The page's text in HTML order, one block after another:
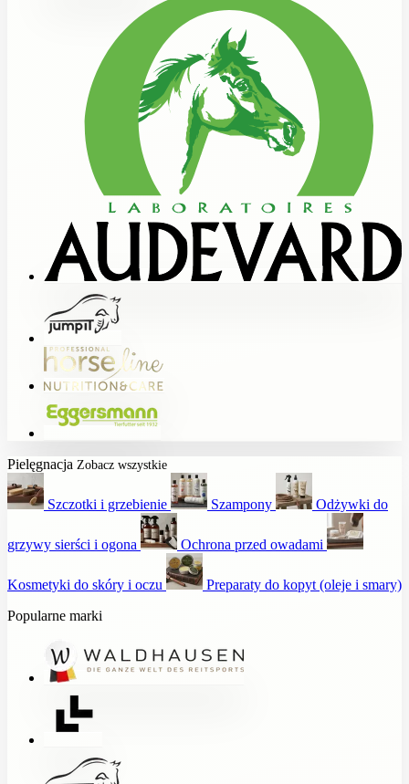
Pielęgnacja Zobacz wszystkie
Szczotki i grzebienie Szampony Odżywki do
grzywy sierści i ogona Ochrona przed owadami
Kosmetyki do skóry i oczu
Preparaty do kopyt (oleje i smary)
Popularne marki